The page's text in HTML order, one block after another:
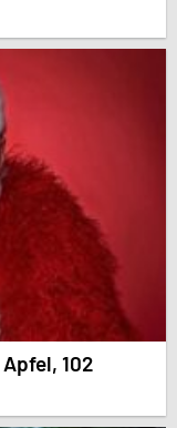
Apfel, 102